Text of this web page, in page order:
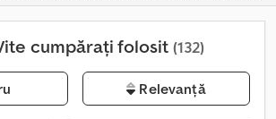
cumpărați folosit (132)
Relevanță